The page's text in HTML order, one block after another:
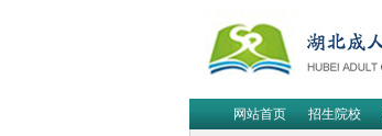
网站首页 招生院校